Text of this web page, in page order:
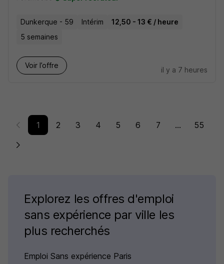
Dunkerque - 59 Intérim
12,50 - 13 € / heure
5 semaines
Voir l’offre
il y a 7 heures
1 2 3 4 5 6 7 ... 55
Explorez les offres d'emploi
sans expérience par ville les
plus recherchés
Emploi Sans expérience Paris